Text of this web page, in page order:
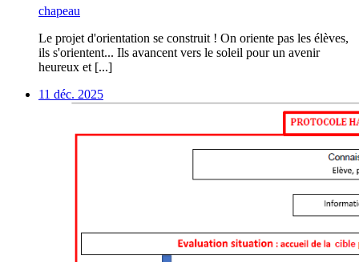
chapeau
Le projet d'orientation se construit ! On oriente pas les élèves,
ils s'orientent... Ils avancent vers le soleil pour un avenir
heureux et [...]
11 déc. 2025